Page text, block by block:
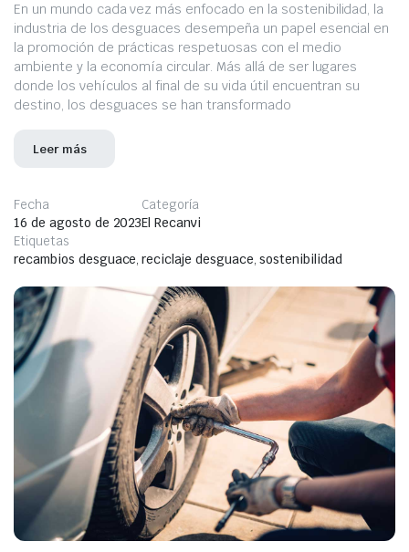
En un mundo cada vez más enfocado en la sostenibilidad, la
industria de los desguaces desempeña un papel esencial en
la promoción de prácticas respetuosas con el medio
ambiente y la economía circular. Más allá de ser lugares
donde los vehículos al final de su vida útil encuentran su
destino, los desguaces se han transformado
Leer más
Fecha
16 de agosto de 2023
Categoría
El Recanvi
Etiquetas
recambios desguace, reciclaje desguace, sostenibilidad